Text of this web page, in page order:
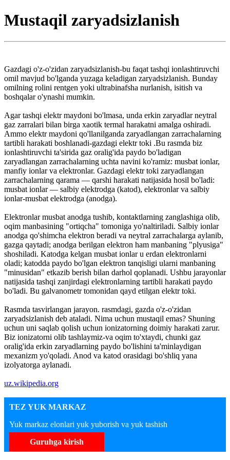
Mustaqil zaryadsizlanish
Gazdagi o'z-o'zidan zaryadsizlanish-bu faqat tashqi ionlashtiruvchi
omil mavjud bo'lganda yuzaga keladigan zaryadsizlanish. Bunday
omilning rolini rentgen yoki ultrabinafsha nurlanish, isitish va
boshqalar o'ynashi mumkin.
Agar tashqi elektr maydoni bo'lmasa, unda erkin zaryadlar neytral
gaz zarralari bilan birga xaotik termal harakatni amalga oshiradi.
Ammo elektr maydoni qo'llanilganda zaryadlangan zarrachalarning
tartibli harakati boshlanadi-gazdagi elektr toki .Bu rasmda biz
ionlashtiruvchi ta'sirida gaz oralig'ida paydo bo'ladigan
zaryadlangan zarrachalarning uchta navini ko'ramiz: musbat ionlar,
manfiy ionlar va elektronlar. Gazdagi elektr toki zaryadlangan
zarrachalarning qarama — qarshi harakati natijasida hosil bo'ladi:
musbat ionlar — salbiy elektrodga (katod), elektronlar va salbiy
ionlar-musbat elektrodga (anodga).
Elektronlar musbat anodga tushib, kontaktlarning zanglashiga olib,
oqim manbasining "ortiqcha" tomoniga yo'naltiriladi. Salbiy ionlar
anodga qo'shimcha elektron beradi va neytral zarrachalarga aylanib,
gazga qaytadi; anodga berilgan elektron ham manbaning "plyusiga"
shoshiladi. Katodga kelgan musbat ionlar u erdan elektronlarni
oladi; katodda paydo bo'lgan elektron tanqisligi ularni manbaning
"minusidan" etkazib berish bilan darhol qoplanadi. Ushbu jarayonlar
natijasida tashqi zanjirdagi elektronlarning tartibli harakati paydo
bo'ladi. Bu galvanometr tomonidan qayd etilgan elektr toki.
Rasmda tasvirlangan jarayon. rasmdagi, gazda o'z-o'zidan
zaryadsizlanish deb ataladi. Nima uchun mustaqil emas? Shuning
uchun uni saqlab qolish uchun ionizatorning doimiy harakati zarur.
Biz ionizatorni olib tashlaymiz-va oqim to'xtaydi, chunki gaz
oralig'ida erkin zaryadlarning paydo bo'lishini ta'minlaydigan
mexanizm yo'qoladi. Anod va katod orasidagi bo'shliq yana
izolyatorga aylanadi.
uz.wikipedia.org
TEZ YUK MARKAZ
Yuk markaz elonlari yuk yuborish va yuk tashish
Guruhga kirish